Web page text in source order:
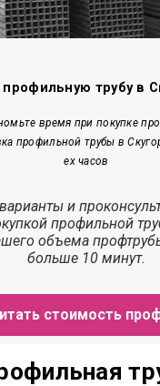
профильную трубу в
время при покупке
профильной трубы в
ех часов
и
профильной
объема
больше 10 минут.
стоимость